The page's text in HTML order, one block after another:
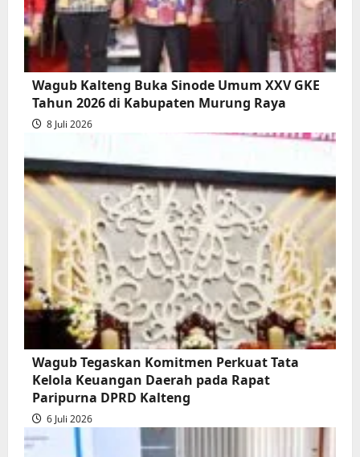
Wagub Kalteng Buka Sinode Umum XXV GKE
Tahun 2026 di Kabupaten Murung Raya
8 Juli 2026
Wagub Tegaskan Komitmen Perkuat Tata
Kelola Keuangan Daerah pada Rapat
Paripurna DPRD Kalteng
6 Juli 2026